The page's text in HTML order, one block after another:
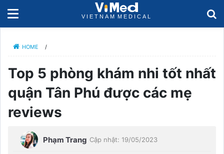
HOME /
Top 5 phòng khám nhi tốt nhất
quận Tân Phú được các mẹ
reviews
Phạm Trang Cập nhật: 19/05/2023